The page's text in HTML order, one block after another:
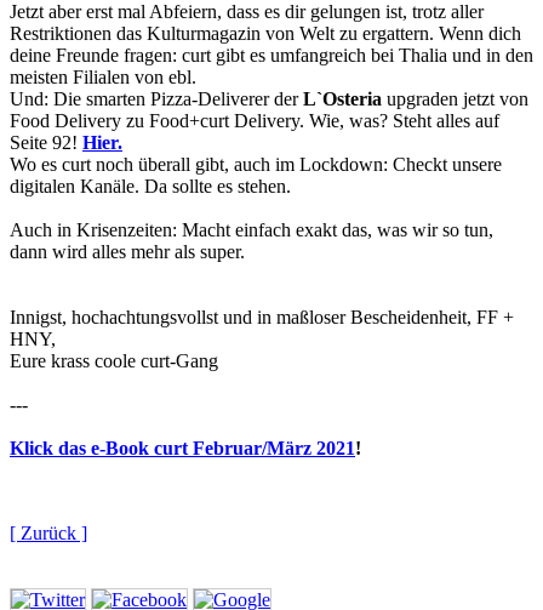
Jetzt aber erst mal Abfeiern, dass es dir gelungen ist, trotz aller
Restriktionen das Kulturmagazin von Welt zu ergattern. Wenn dich
deine Freunde fragen: curt gibt es umfangreich bei Thalia und in den
meisten Filialen von ebl.
Und: Die smarten Pizza-Deliverer derL`Osteria upgraden jetzt von
Food Delivery zu Food+curt Delivery. Wie, was? Steht alles auf
Seite 92! Hier.
Wo es curt noch überall gibt, auch im Lockdown: Checkt unsere
digitalen Kanäle. Da sollte es stehen.
Auch in Krisenzeiten: Macht einfach exakt das, was wir so tun,
dann wird alles mehr als super.
Innigst, hochachtungsvollst und in maßloser Bescheidenheit, FF +
HNY,
Eure krass coole curt-Gang
---
Klick das e-Book curt Februar/März 2021!
[ Zurück ]